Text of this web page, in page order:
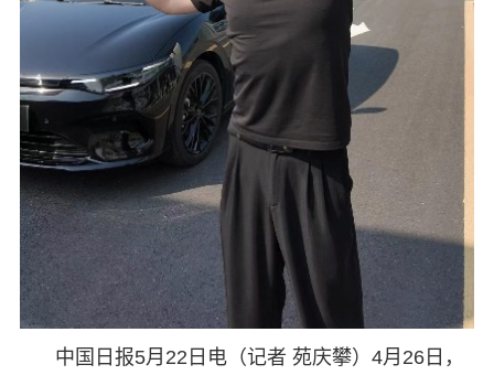
中国日报5月22日电（记者 苑庆攀）4月26日，